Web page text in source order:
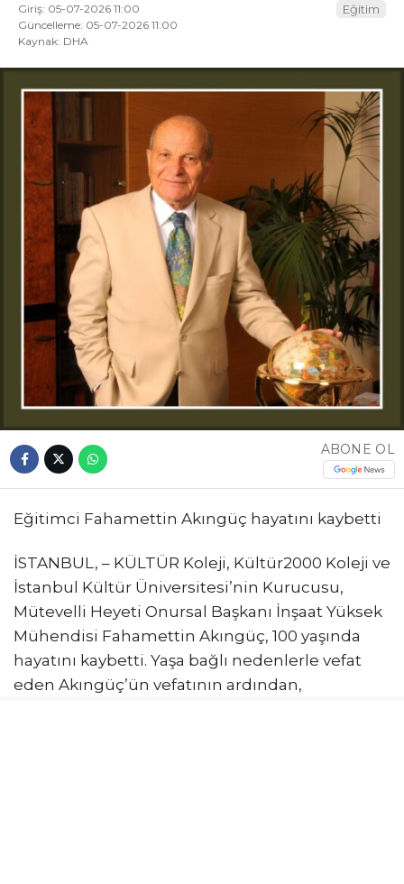
Giriş: 05-07-2026 11:00
Güncelleme: 05-07-2026 11:00
Kaynak: DHA
Eğitim
ABONE OL
Eğitimci Fahamettin Akıngüç hayatını kaybetti
İSTANBUL, – KÜLTÜR Koleji, Kültür2000 Koleji ve
İstanbul Kültür Üniversitesi’nin Kurucusu,
Mütevelli Heyeti Onursal Başkanı İnşaat Yüksek
Mühendisi Fahamettin Akıngüç, 100 yaşında
hayatını kaybetti. Yaşa bağlı nedenlerle vefat
eden Akıngüç’ün vefatının ardından,